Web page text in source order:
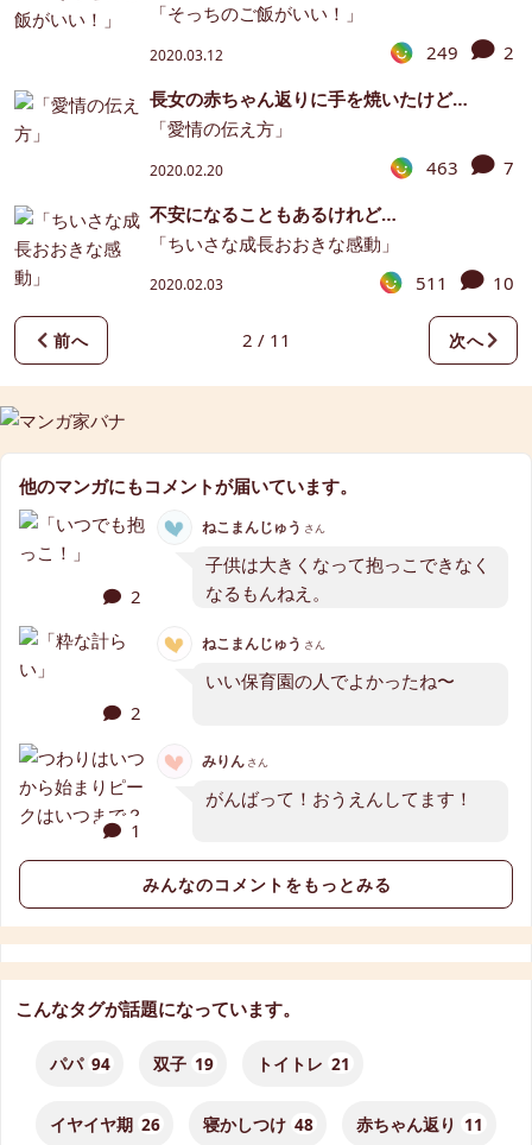
「そっちのご飯がいい！」
2020.03.12 249
2
長女の赤ちゃん返りに手を焼いたけど…
「愛情の伝え方」
2020.02.20 463
7
不安になることもあるけれど…
「ちいさな成長おおきな感動」
2020.02.03 511 10
前へ 2 / 11 次へ
他のマンガにもコメントが届いています。
2
ねこまんじゅう さん
子供は大きくなって抱っこできなく
なるもんねえ。
2
ねこまんじゅう さん
いい保育園の人でよかったね〜
1
みりんさん
がんばって！おうえんしてます！
みんなのコメントをもっとみる
こんなタグが話題になっています。
パパ 94 双子 19 トイトレ 21
イヤイヤ期 26 寝かしつけ 48 赤ちゃん返り 11